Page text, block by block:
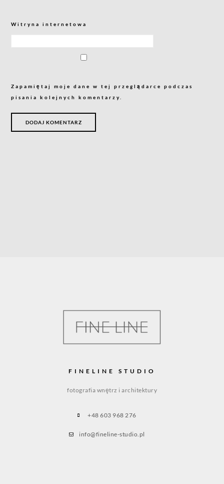
Witryna internetowa
Zapamiętaj moje dane w tej przeglądarce podczas
pisania kolejnych komentarzy.
FINELINE STUDIO
fotografia wnętrz i architektury
+48 603 968 276
info@fineline-studio.pl